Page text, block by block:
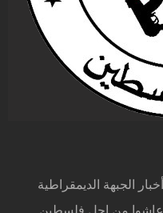
أخبار الجبهة الديمقراطية
عاشوا من اجل فلسطين